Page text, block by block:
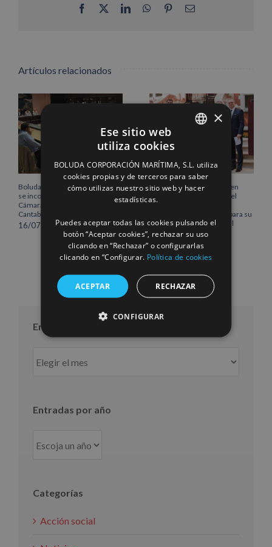
Facebook LinkedInWhatsApp
PinterestCorreo
Artículos relacionados
Boluda Corporación Marítima
se incorpora al Pleno de la
Cámara de Comercio de
Cantabria
16/07/2026
Boluda inaugura su sede en
Róterdam, consolidando el
norte de Europa como un
centro estratégico clave para su
crecimiento internacional
10/07/2026
Entradas por mes
por
Entradas por año
Categorías
Acción social
ENGLISH
FRENCH
×
Ese sitio web
utiliza cookies
BOLUDA CORPORACIÓN MARÍTIMA, S.L. utiliza
cookies propias y de terceros para saber
cómo utilizas nuestro sitio web y hacer
estadísticas.
Puedes aceptar todas las cookies pulsando el
botón “Aceptar cookies”, rechazar su uso
clicando en “Rechazar” o configurarlas
clicando en “Configurar. Política de cookies
ACEPTAR RECHAZAR
CONFIGURAR